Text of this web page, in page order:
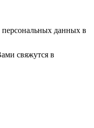
персональных данных в
свяжутся в